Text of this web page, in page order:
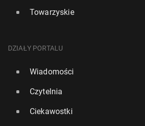
Towarzyskie
DZIAŁY PORTALU
Wiadomości
Czytelnia
Ciekawostki